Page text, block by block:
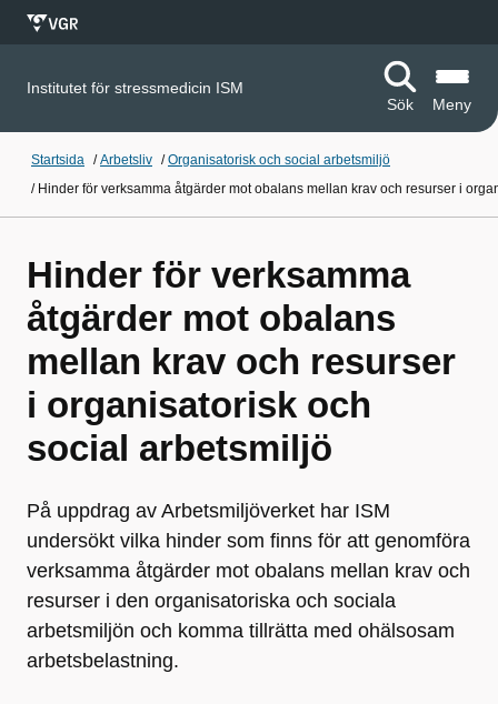
Institutet för stressmedicin ISM
Sök
Meny
Startsida /Arbetsliv /Organisatorisk och social arbetsmiljö
/ Hinder för verksamma åtgärder mot obalans mellan krav och resurser i
Hinder för verksamma
åtgärder mot obalans
mellan krav och resurser
i organisatorisk och
social arbetsmiljö
På uppdrag av Arbetsmiljöverket har ISM
undersökt vilka hinder som finns för att genomföra
verksamma åtgärder mot obalans mellan krav och
resurser i den organisatoriska och sociala
arbetsmiljön och komma tillrätta med ohälsosam
arbetsbelastning.